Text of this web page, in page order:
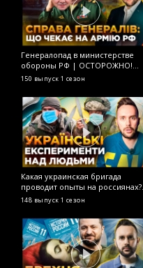
Генералопад в министерстве
обороны РФ | ОСТОРОЖНО!
ФЕЙК
150 выпуск 1 сезон
Какая украинская бригада
проводит опыты на россиянах?
ОСТОРОЖНО! ФЕЙК
148 выпуск 1 сезон